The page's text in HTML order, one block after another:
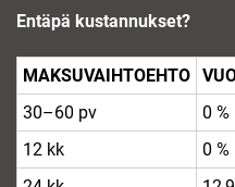
Entäpä kustannukset?
MAKSUVAIHTOEHTO
30–60 pv
0 %
12 kk
0 %